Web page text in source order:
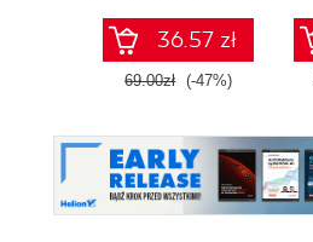
36.57 zł
69.00zł (-47%)